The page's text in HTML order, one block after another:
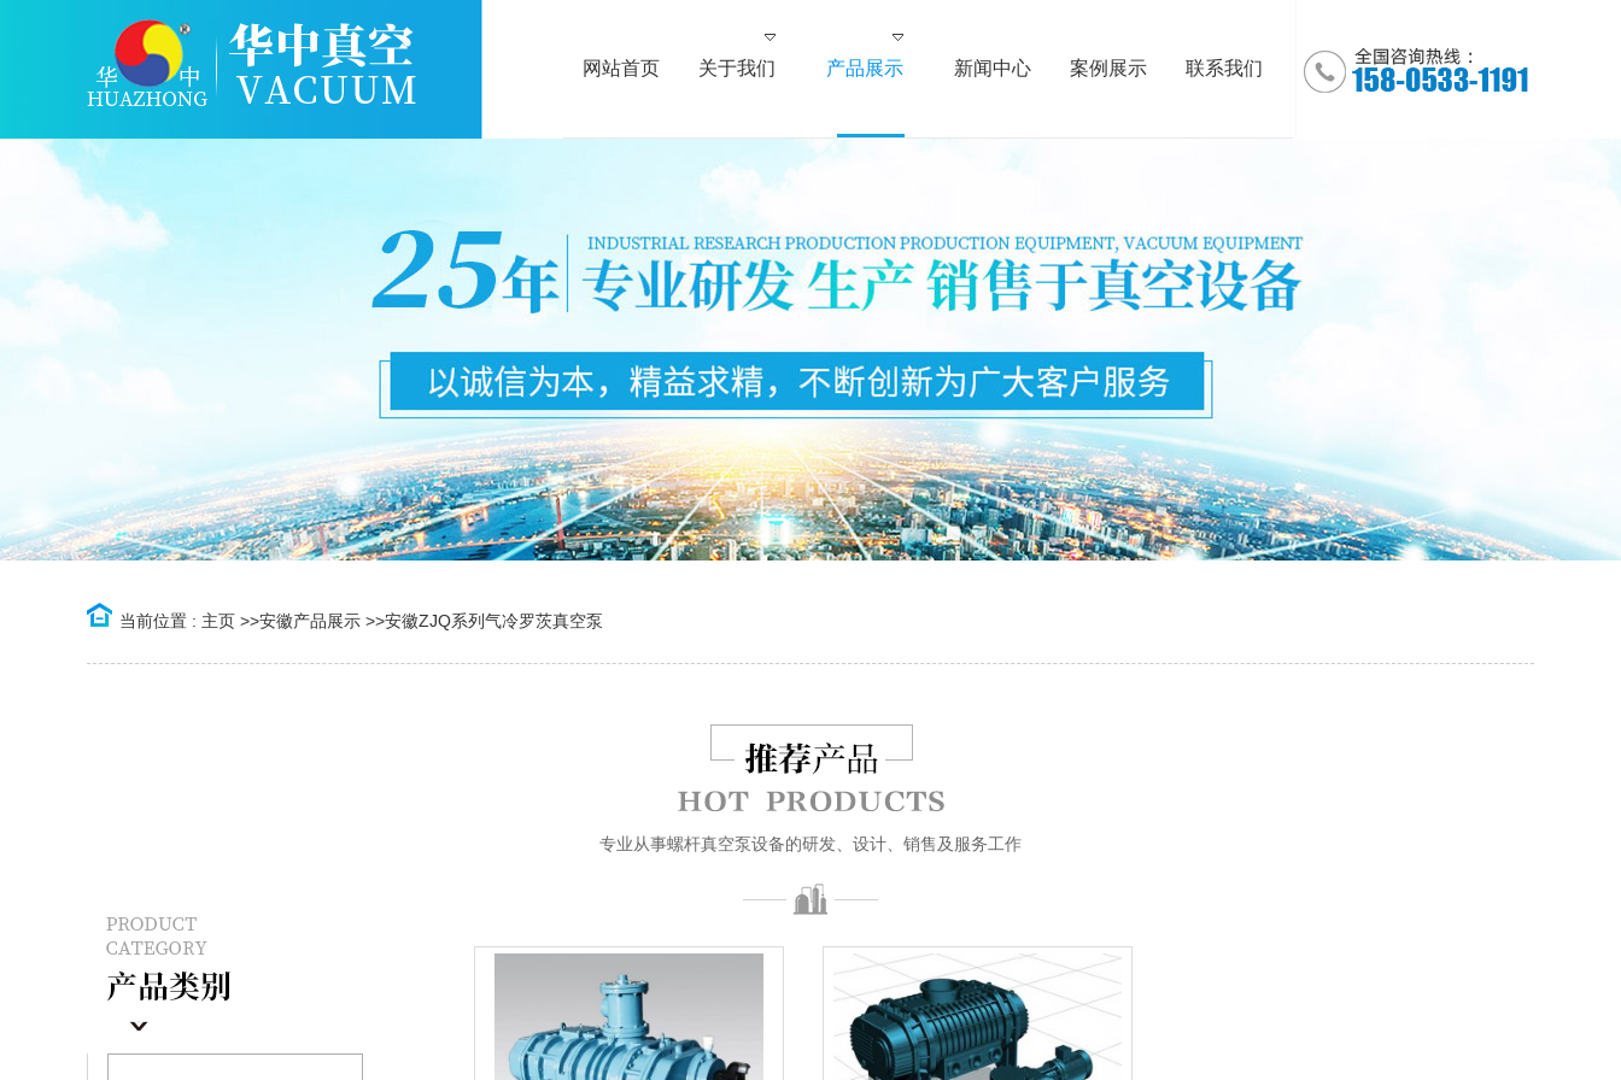
网站首页 关于我们 产品展示 新闻中心 案例展示 联系我们
当前位置 : 主页 >>安徽产品展示 >>安徽ZJQ系列气冷罗茨真空泵
专业从事螺杆真空泵设备的研发、设计、销售及服务工作